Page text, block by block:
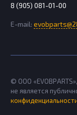
8 (905) 081-01-00
E-mail:
© ООО «EVOBPARTS»,
не является